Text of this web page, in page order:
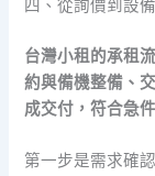
四、從詢價到設
台灣小租的承租
約與備機整備、
成交付，符合急
第一步是需求確